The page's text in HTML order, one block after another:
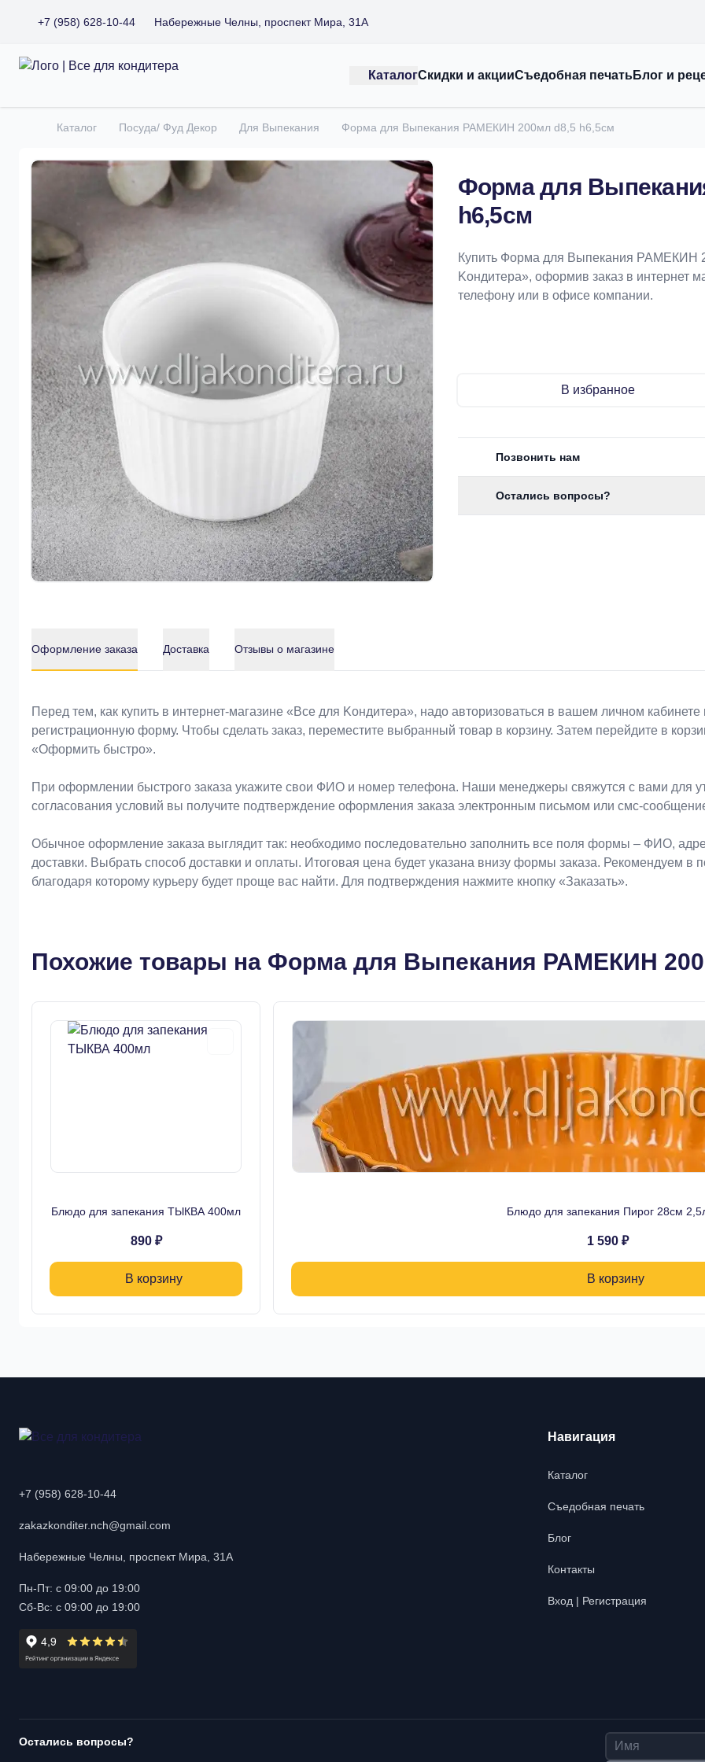
+7 (958) 628-10-44 Набережные Челны, проспект Мира, 31А
Все для кондитера
КаталогСкидки и акцииСъедобная печатьБлог и
Главная
Каталог Посуда/ Фуд Декор Для Выпекания Форма для Выпекания РАМЕКИН 200мл d8,5 h6,5см
Форма для
h6,5см
Купить Форма для Выпекания РАМЕКИН
Koндитeрa», оформив заказ в интернет
телефону или в офисе компании.
В избранное
Позвонить нам
Остались вопросы?
Оформление заказа Доставка Отзывы о магазине
Оформление заказа
Перед тем, как купить в интернет-магазине «Bce для Koндитeрa», надо авторизоваться в вашем личном
регистрационную форму. Чтобы сделать заказ, переместите выбранный товар в корзину. Затем перейдите в
«Оформить быстро».
При оформлении быстрого заказа укажите свои ФИО и номер телефона. Наши менеджеры свяжутся с вами для
согласования условий вы получите подтверждение оформления заказа электронным письмом или смс-
Обычное оформление заказа выглядит так: необходимо последовательно заполнить все поля формы – ФИО,
доставки. Выбрать способ доставки и оплаты. Итоговая цена будет указана внизу формы заказа. Рекомендуем в
благодаря которому курьеру будет проще вас найти. Для подтверждения нажмите кнопку «Заказать».
Похожие товары на Форма для Выпекания РАМЕКИН
Блюдо для запекания ТЫКВА 400мл
890 ₽
В корзину
Блюдо для запекания Пирог 28см
1 590 ₽
В корзину
+7 (958) 628-10-44
zakazkonditer.nch@gmail.com
Набережные Челны, проспект Мира, 31А
Пн-Пт: с 09:00 до 19:00
Сб-Вс: с 09:00 до 19:00
Навигация
Каталог
Съедобная печать
Блог
Контакты
Вход | Регистрация
Остались вопросы?
Имя